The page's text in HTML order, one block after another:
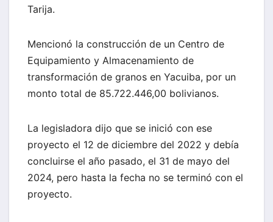
Tarija.
Mencionó la construcción de un Centro de
Equipamiento y Almacenamiento de
transformación de granos en Yacuiba, por un
monto total de 85.722.446,00 bolivianos.
La legisladora dijo que se inició con ese
proyecto el 12 de diciembre del 2022 y debía
concluirse el año pasado, el 31 de mayo del
2024, pero hasta la fecha no se terminó con el
proyecto.